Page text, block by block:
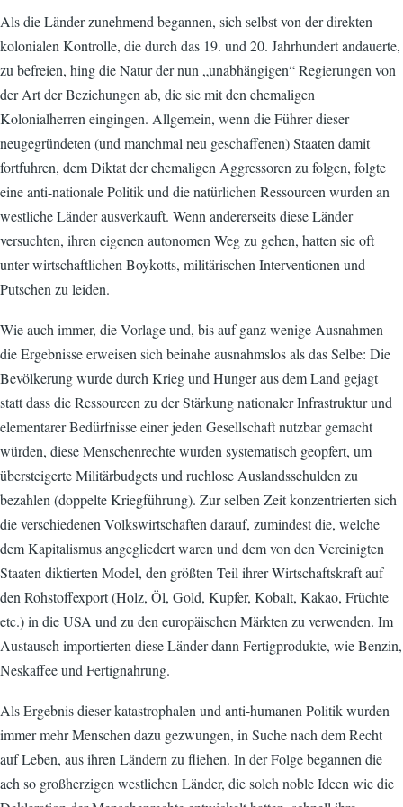
Als die Länder zunehmend begannen, sich selbst von der direkten
kolonialen Kontrolle, die durch das 19. und 20. Jahrhundert andauerte,
zu befreien, hing die Natur der nun „unabhängigen“ Regierungen von
der Art der Beziehungen ab, die sie mit den ehemaligen
Kolonialherren eingingen. Allgemein, wenn die Führer dieser
neugegründeten (und manchmal neu geschaffenen) Staaten damit
fortfuhren, dem Diktat der ehemaligen Aggressoren zu folgen, folgte
eine anti-nationale Politik und die natürlichen Ressourcen wurden an
westliche Länder ausverkauft. Wenn andererseits diese Länder
versuchten, ihren eigenen autonomen Weg zu gehen, hatten sie oft
unter wirtschaftlichen Boykotts, militärischen Interventionen und
Putschen zu leiden.
Wie auch immer, die Vorlage und, bis auf ganz wenige Ausnahmen
die Ergebnisse erweisen sich beinahe ausnahmslos als das Selbe: Die
Bevölkerung wurde durch Krieg und Hunger aus dem Land gejagt
statt dass die Ressourcen zu der Stärkung nationaler Infrastruktur und
elementarer Bedürfnisse einer jeden Gesellschaft nutzbar gemacht
würden, diese Menschenrechte wurden systematisch geopfert, um
übersteigerte Militärbudgets und ruchlose Auslandsschulden zu
bezahlen (doppelte Kriegführung). Zur selben Zeit konzentrierten sich
die verschiedenen Volkswirtschaften darauf, zumindest die, welche
dem Kapitalismus angegliedert waren und dem von den Vereinigten
Staaten diktierten Model, den größten Teil ihrer Wirtschaftskraft auf
den Rohstoffexport (Holz, Öl, Gold, Kupfer, Kobalt, Kakao, Früchte
etc.) in die USA und zu den europäischen Märkten zu verwenden. Im
Austausch importierten diese Länder dann Fertigprodukte, wie Benzin,
Neskaffee und Fertignahrung.
Als Ergebnis dieser katastrophalen und anti-humanen Politik wurden
immer mehr Menschen dazu gezwungen, in Suche nach dem Recht
auf Leben, aus ihren Ländern zu fliehen. In der Folge begannen die
ach so großherzigen westlichen Länder, die solch noble Ideen wie die